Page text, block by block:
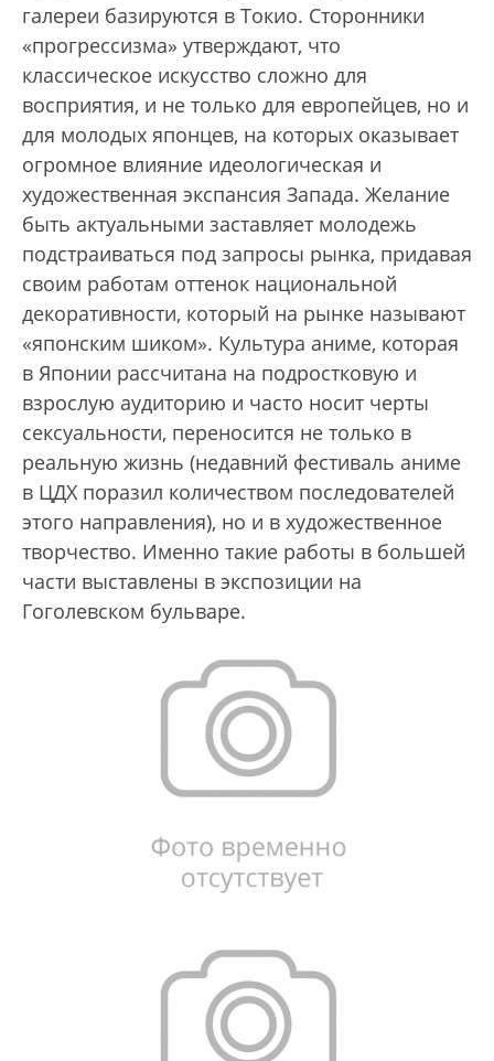
галереи базируются в Токио. Сторонники
«прогрессизма» утверждают, что
классическое искусство сложно для
восприятия, и не только для европейцев, но и
для молодых японцев, на которых оказывает
огромное влияние идеологическая и
художественная экспансия Запада. Желание
быть актуальными заставляет молодежь
подстраиваться под запросы рынка, придавая
своим работам оттенок национальной
декоративности, который на рынке называют
«японским шиком». Культура аниме, которая
в Японии рассчитана на подростковую и
взрослую аудиторию и часто носит черты
сексуальности, переносится не только в
реальную жизнь (недавний фестиваль аниме
в ЦДХ поразил количеством последователей
этого направления), но и в художественное
творчество. Именно такие работы в большей
части выставлены в экспозиции на
Гоголевском бульваре.